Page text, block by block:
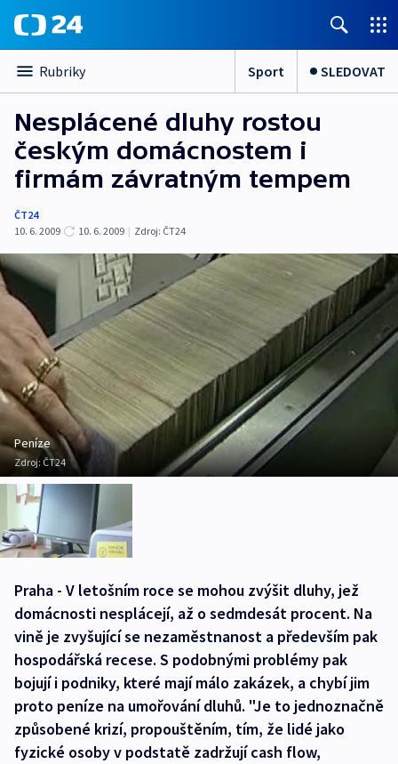
Rubriky Sport SLEDOVAT
Nesplácené dluhy rostou
českým domácnostem i
firmám závratným tempem
ČT24
10. 6. 2009
10. 6. 2009 | Zdroj: ČT24
Peníze
Zdroj: ČT24
Praha - V letošním roce se mohou zvýšit dluhy, jež
domácnosti nesplácejí, až o sedmdesát procent. Na
vině je zvyšující se nezaměstnanost a především pak
hospodářská recese. S podobnými problémy pak
bojují i podniky, které mají málo zakázek, a chybí jim
proto peníze na umořování dluhů. "Je to jednoznačně
způsobené krizí, propouštěním, tím, že lidé jako
fyzické osoby v podstatě zadržují cash flow,